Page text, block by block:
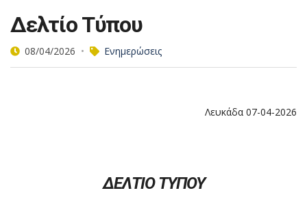
Δελτίο Τύπου
08/04/2026 Ενημερώσεις
Λευκάδα 07-04-2026
ΔΕΛΤΙΟ ΤΥΠΟΥ